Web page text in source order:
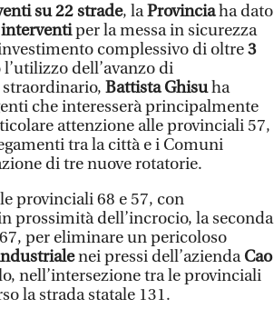
su22 strade, laProvinciaha dato
per la messa in sicurezza
complessivo di oltre3
dell’avanzo di
Battista Ghisuha
che interesserà principalmente
attenzione alle provinciali 57,
tra la città e i Comuni
di tre nuove rotatorie.
provinciali 68 e 57, con
prossimità dell’incrocio, la seconda
per eliminare un pericoloso
nei pressi dell’aziendaCao
nell’intersezione tra le provinciali
la strada statale 131.